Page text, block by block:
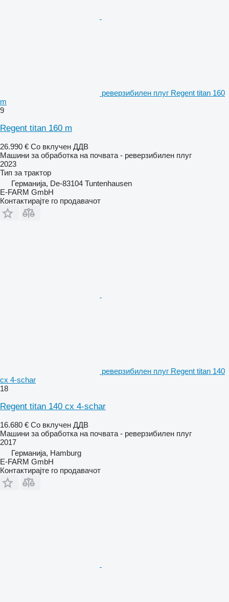
реверзибилен плуг Regent titan 160
m
9
Regent titan 160 m
26.990 € Со вклучен ДДВ
Машини за обработка на почвата - реверзибилен плуг
2023
Тип за трактор
Германија, De-83104 Tuntenhausen
E-FARM GmbH
Контактирајте го продавачот
реверзибилен плуг Regent titan 140
cx 4-schar
18
Regent titan 140 cx 4-schar
16.680 € Со вклучен ДДВ
Машини за обработка на почвата - реверзибилен плуг
2017
Германија, Hamburg
E-FARM GmbH
Контактирајте го продавачот